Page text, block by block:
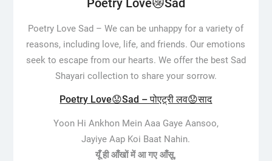
Poetry Love Sad –We can be unhappy for a variety of
reasons, including love, life, and friends. Our emotions
seek to escape from our hearts. We offer the best Sad
Shayari collection to share your sorrow.
Poetry Love😟Sad – पोएट्री लव😟साद
Yoon Hi Ankhon Mein Aaa Gaye Aansoo,
Jayiye Aap Koi Baat Nahin.
यूँ ही आँखों में आ गए आँसू,